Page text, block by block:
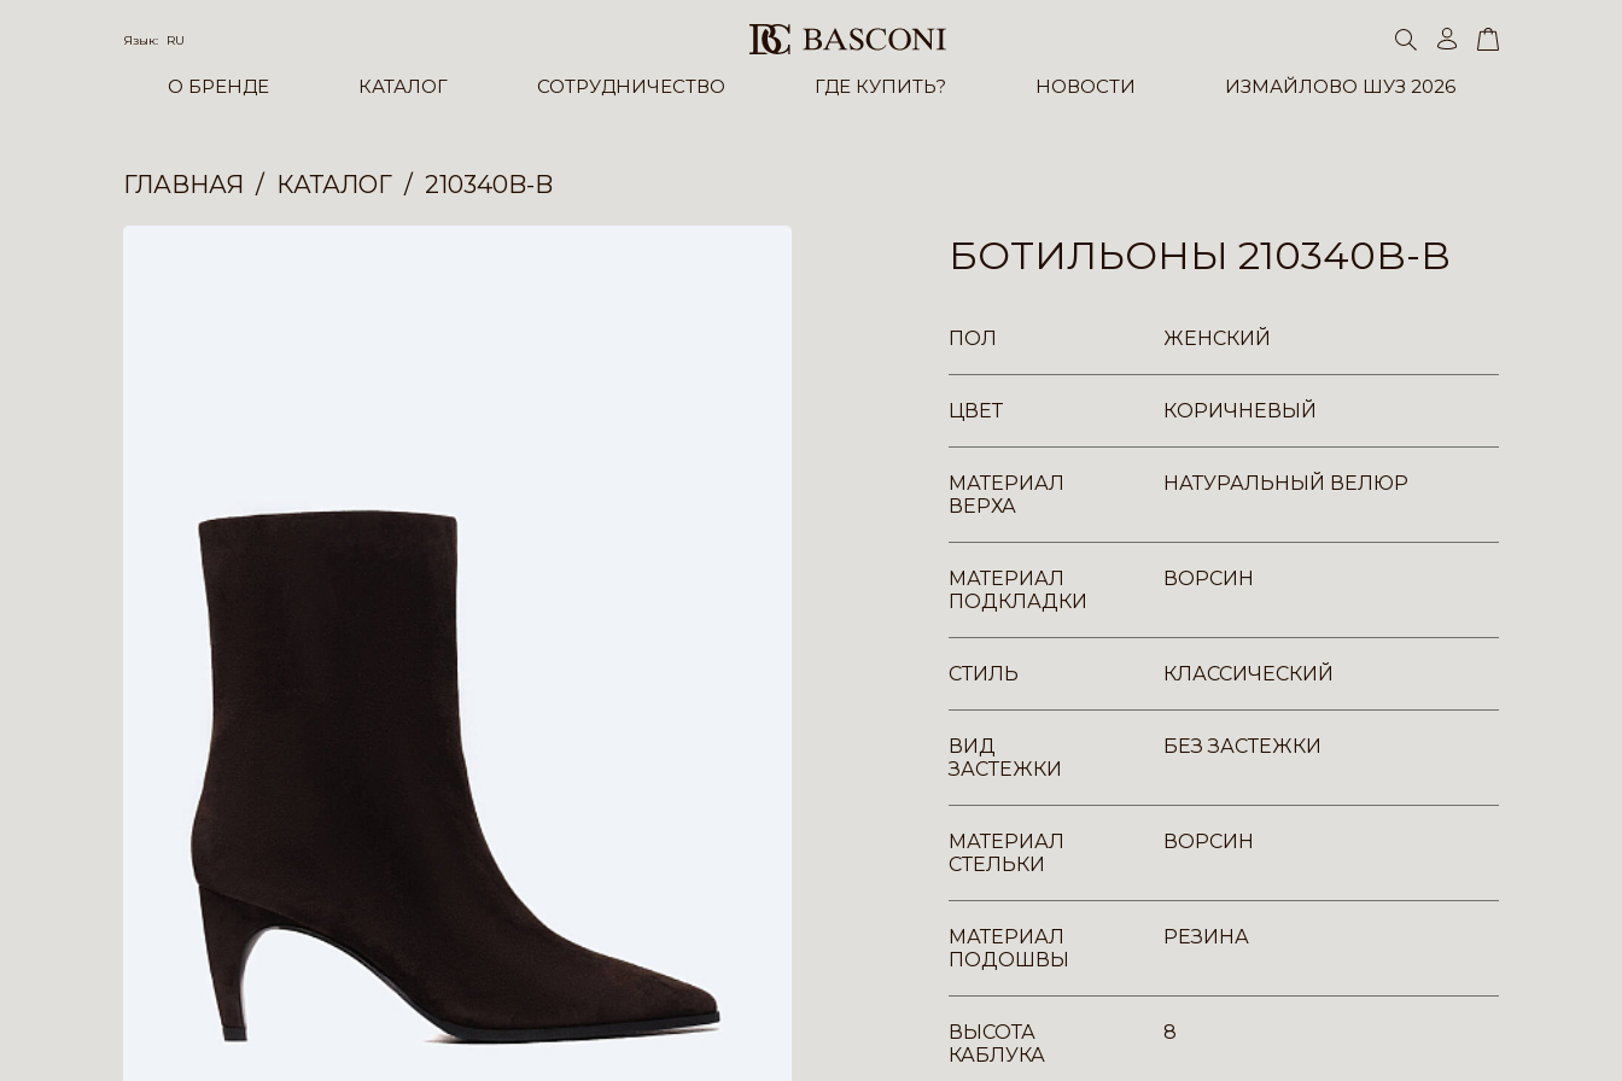
Язык: RU
О БРЕНДЕ КАТАЛОГ СОТРУДНИЧЕСТВО ГДЕ КУПИТЬ? НОВОСТИ ИЗМАЙЛОВО ШУЗ 2026
ГЛАВНАЯ КАТАЛОГ 210340B-B
БОТИЛЬОНЫ 210340B-B
ПОЛ ЖЕНСКИЙ
ЦВЕТ КОРИЧНЕВЫЙ
МАТЕРИАЛ
ВЕРХА
НАТУРАЛЬНЫЙ ВЕЛЮР
МАТЕРИАЛ
ПОДКЛАДКИ
ВОРСИН
СТИЛЬ КЛАССИЧЕСКИЙ
ВИД
ЗАСТЕЖКИ
БЕЗ ЗАСТЕЖКИ
МАТЕРИАЛ
СТЕЛЬКИ
ВОРСИН
МАТЕРИАЛ
ПОДОШВЫ
РЕЗИНА
ВЫСОТА
КАБЛУКА
8